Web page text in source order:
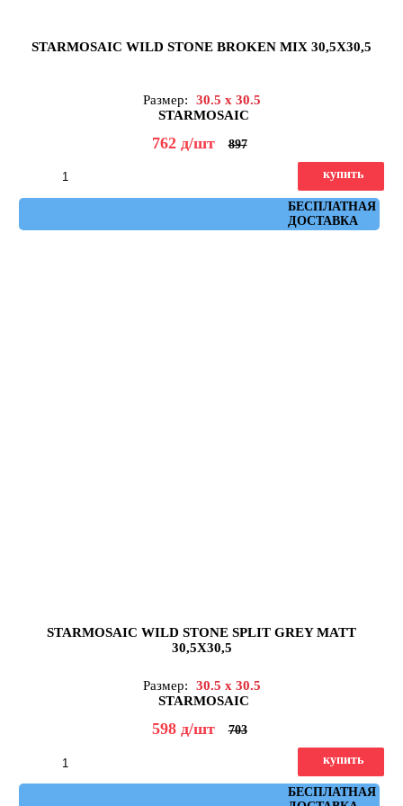
STARMOSAIC WILD STONE BROKEN MIX 30,5X30,5
Размер:
30.5 x 30.5
STARMOSAIC
762 д/шт 897
БЕСПЛАТНАЯ
ДОСТАВКА
купить
STARMOSAIC WILD STONE SPLIT GREY MATT
30,5X30,5
Размер:
30.5 x 30.5
STARMOSAIC
598 д/шт 703
БЕСПЛАТНАЯ
купить